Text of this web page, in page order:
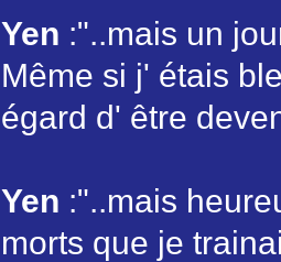
Yen :"..mais un
Même si j' étais
égard d' être
Yen :"..mais
morts que je